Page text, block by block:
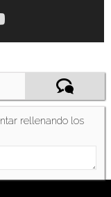
rellenando los